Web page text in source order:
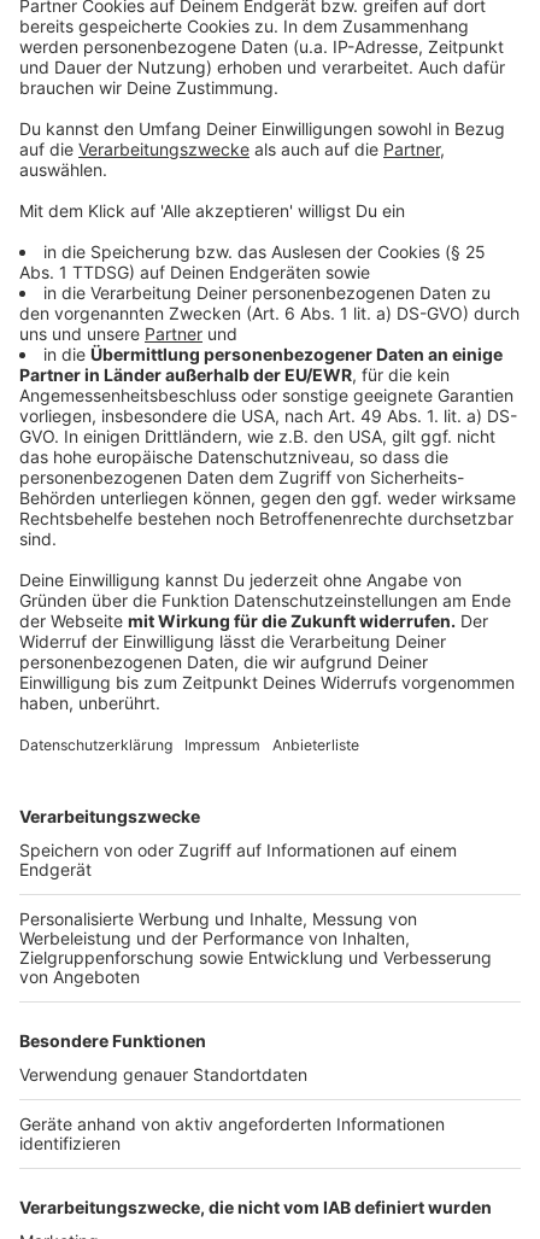
Köln und Drumherum
Hier geht es zu den Tipps!
Anzeige
Gelsenkirchen und Drumherum
Anzeige
Anzeige
Köln und Drumherum
Anzeige
Hier geht es zu den Tipps!
Anzeige
Anzeige
Hier geht es zu den Tipps!